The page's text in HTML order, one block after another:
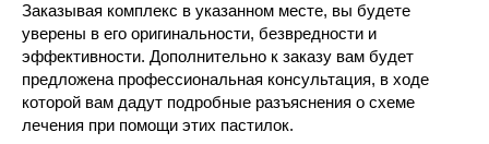
Заказывая комплекс в указанном месте, вы будете
уверены в его оригинальности, безвредности и
эффективности. Дополнительно к заказу вам будет
предложена профессиональная консультация, в ходе
которой вам дадут подробные разъяснения о схеме
лечения при помощи этих пастилок.